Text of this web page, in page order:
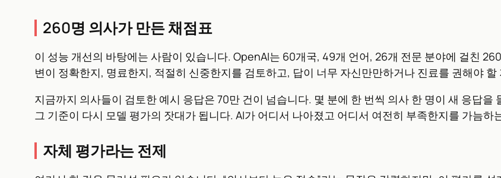
260명 의사가 만든 채점표
이 성능 개선의 바탕에는 사람이 있습니다. OpenAI는 60개국, 49개 언어, 26개 전문 분야에 걸친
변이 정확한지, 명료한지, 적절히 신중한지를 검토하고, 답이 너무 자신만만하거나 진료를 권해야
지금까지 의사들이 검토한 예시 응답은 70만 건이 넘습니다. 몇 분에 한 번씩 의사 한 명이 새 응답
그 기준이 다시 모델 평가의 잣대가 됩니다. AI가 어디서 나아졌고 어디서 여전히 부족한지를 가늠
자체 평가라는 전제